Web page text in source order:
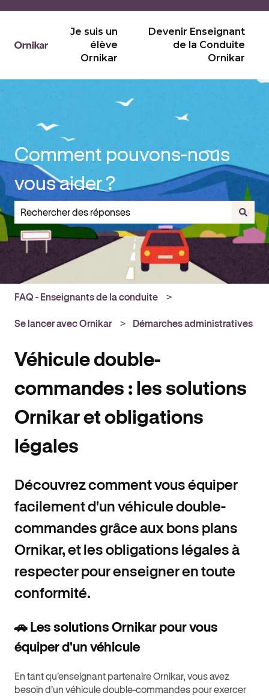
Je suis un
élève
Ornikar
Devenir Enseignant
de la Conduite
Ornikar
Comment pouvons-nous
vous aider ?
Il n'y a aucune suggestion car le champ de recherche est
FAQ - Enseignants de la conduite
Se lancer avec Ornikar Démarches administratives
Véhicule double-
commandes : les solutions
Ornikar et obligations
légales
Découvrez comment vous équiper
facilement d'un véhicule double-
commandes grâce aux bons plans
Ornikar, et les obligations légales à
respecter pour enseigner en toute
conformité.
🚗 Les solutions Ornikar pour vous
équiper d'un véhicule
En tant qu'enseignant partenaire Ornikar, vous avez
besoin d'un véhicule double-commandes pour exercer